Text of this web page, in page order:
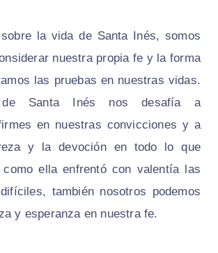
la vida de Santa Inés, somos
nuestra propia fe y la forma
las pruebas en nuestras vidas.
Santa Inés nos desafía a
en nuestras convicciones y a
y la devoción en todo lo que
como ella enfrentó con valentía las
también nosotros podemos
y esperanza en nuestra fe.